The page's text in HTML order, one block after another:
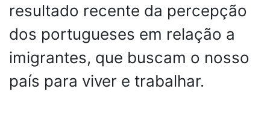
resultado recente da percepção
dos portugueses em relação a
imigrantes, que buscam o nosso
país para viver e trabalhar.